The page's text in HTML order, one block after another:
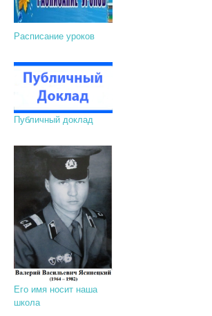
Расписание уроков
Публичный доклад
Его имя носит наша
школа